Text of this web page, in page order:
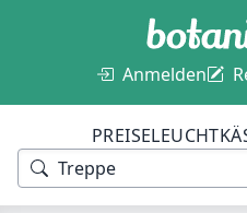
Anmelden
PREISE